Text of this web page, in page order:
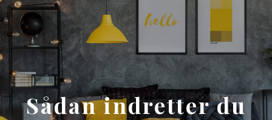
Sådan indretter du